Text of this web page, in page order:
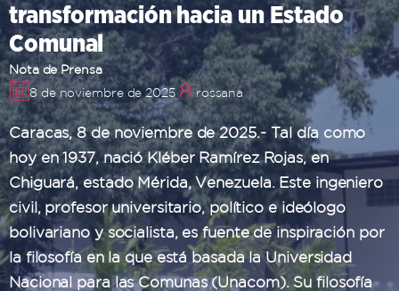
transformación hacia un Estado
Comunal
Nota de Prensa
8 de noviembre de 2025
rossana
Caracas, 8 de noviembre de 2025.- Tal día como
hoy en 1937, nació Kléber Ramírez Rojas, en
Chiguará, estado Mérida, Venezuela. Este ingeniero
civil, profesor universitario, político e ideólogo
bolivariano y socialista, es fuente de inspiración por
la filosofía en la que está basada la Universidad
Nacional para las Comunas (Unacom). Su filosofía